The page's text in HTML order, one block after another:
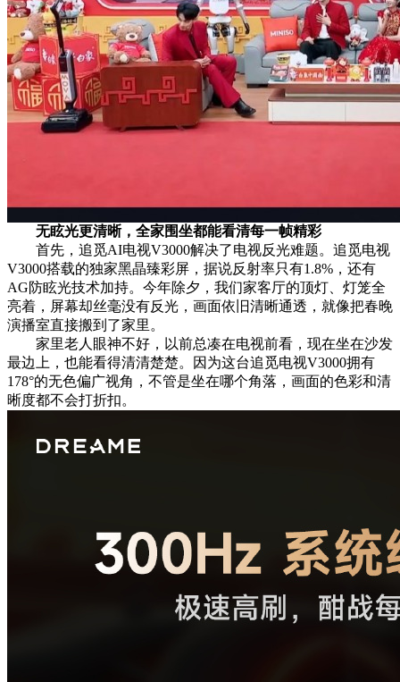
无眩光更清晰，全家围坐都能看清每一帧精彩
首先，追觅AI电视V3000解决了电视反光难题。追觅电视
V3000搭载的独家黑晶臻彩屏，据说反射率只有1.8%，还有
AG防眩光技术加持。今年除夕，我们家客厅的顶灯、灯笼全
亮着，屏幕却丝毫没有反光，画面依旧清晰通透，就像把春晚
演播室直接搬到了家里。
家里老人眼神不好，以前总凑在电视前看，现在坐在沙发
最边上，也能看得清清楚楚。因为这台追觅电视V3000拥有
178°的无色偏广视角，不管是坐在哪个角落，画面的色彩和清
晰度都不会打折扣。